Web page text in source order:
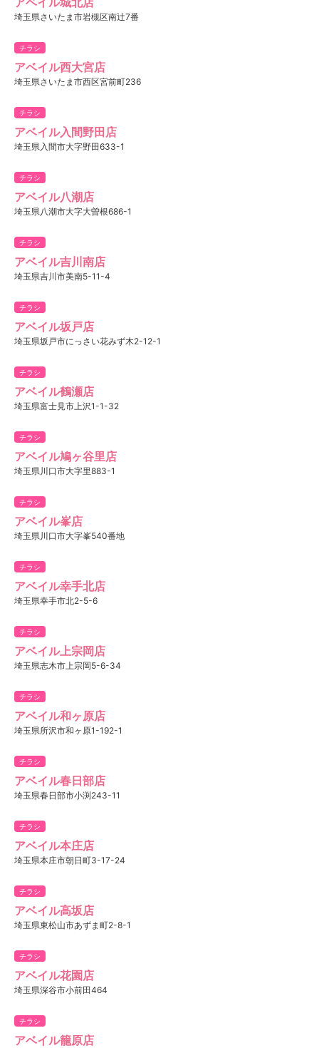
埼玉県さいたま市岩槻区南辻7番
チラシ
アベイル西大宮店
埼玉県さいたま市西区宮前町236
チラシ
アベイル入間野田店
埼玉県入間市大字野田633-1
チラシ
アベイル八潮店
埼玉県八潮市大字大曽根686-1
チラシ
アベイル吉川南店
埼玉県吉川市美南5-11-4
チラシ
アベイル坂戸店
埼玉県坂戸市にっさい花みず木2-12-1
チラシ
アベイル鶴瀬店
埼玉県富士見市上沢1-1-32
チラシ
アベイル鳩ヶ谷里店
埼玉県川口市大字里883-1
チラシ
アベイル峯店
埼玉県川口市大字峯540番地
チラシ
アベイル幸手北店
埼玉県幸手市北2-5-6
チラシ
アベイル上宗岡店
埼玉県志木市上宗岡5-6-34
チラシ
アベイル和ヶ原店
埼玉県所沢市和ヶ原1-192-1
チラシ
アベイル春日部店
埼玉県春日部市小渕243-11
チラシ
アベイル本庄店
埼玉県本庄市朝日町3-17-24
チラシ
アベイル高坂店
埼玉県東松山市あずま町2-8-1
チラシ
アベイル花園店
埼玉県深谷市小前田464
チラシ
アベイル籠原店